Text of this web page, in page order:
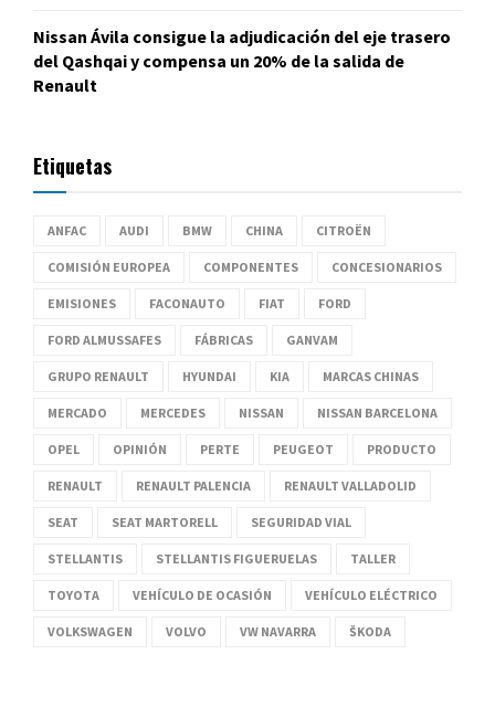
Nissan Ávila consigue la adjudicación del eje trasero
del Qashqai y compensa un 20% de la salida de
Renault
Etiquetas
ANFAC AUDI BMW CHINA CITROËN
COMISIÓN EUROPEA COMPONENTES CONCESIONARIOS
EMISIONES FACONAUTO FIAT FORD
FORD ALMUSSAFES FÁBRICAS GANVAM
GRUPO RENAULT HYUNDAI KIA MARCAS CHINAS
MERCADO MERCEDES NISSAN NISSAN BARCELONA
OPEL OPINIÓN PERTE PEUGEOT PRODUCTO
RENAULT RENAULT PALENCIA RENAULT VALLADOLID
SEAT SEAT MARTORELL SEGURIDAD VIAL
STELLANTIS STELLANTIS FIGUERUELAS TALLER
TOYOTA VEHÍCULO DE OCASIÓN VEHÍCULO ELÉCTRICO
VOLKSWAGEN VOLVO VW NAVARRA ŠKODA